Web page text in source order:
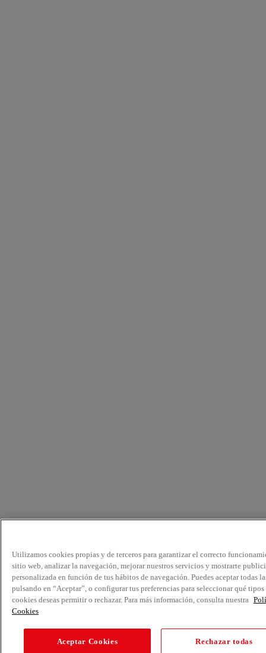
Utilizamos cookies propias y de terceros para garantizar el correcto
sitio web, analizar la navegación, mejorar nuestros servicios y mostrarte
personalizada en función de tus hábitos de navegación. Puedes aceptar todas
pulsando en “Aceptar”, o configurar tus preferencias para seleccionar qué tipos
cookies deseas permitir o rechazar. Para más información, consulta nuestra
Cookies
Aceptar Cookies Rechazar todas